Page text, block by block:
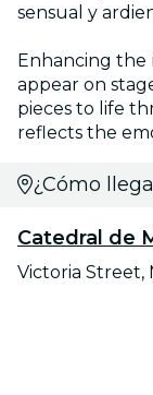
sensual y
Enhancing the
appear on
pieces to life
reflects the
¿Cómo
Catedral de
Victoria Street,